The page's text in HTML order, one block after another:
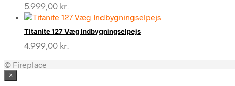
5.999,00 kr.
Titanite 127 Væg Indbygningselpejs
4.999,00 kr.
© Fireplace
×